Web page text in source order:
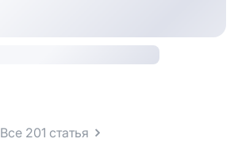
Все 201 статья